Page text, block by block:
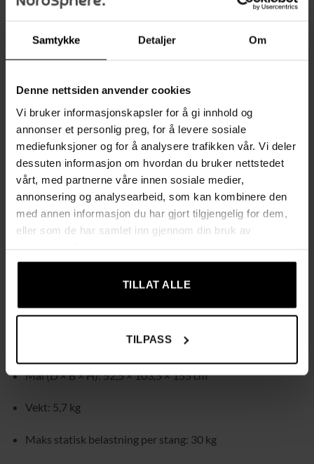
Samtykke Detaljer Om
Denne nettsiden anvender cookies
Vi bruker informasjonskapsler for å gi innhold og
annonser et personlig preg, for å levere sosiale
mediefunksjoner og for å analysere trafikken vår. Vi deler
dessuten informasjon om hvordan du bruker nettstedet
vårt, med partnerne våre innen sosiale medier,
annonsering og analysearbeid, som kan kombinere den
med annen informasjon du har gjort tilgjengelig for dem,
eller som de har samlet inn gjennom din bruk av
TILLAT ALLE
TILPASS
mellom stengene som gir god luftsirkulasjon, mindre floke
Lett å flytte og låse med 4 universalhjul, hvorav 2 med
trygt
Stabil og slitesterk konstruksjon i Ø 25,4 mm stålrør,
forsterket med skruer – tåler opptil 100 kg totalt
Belastning: opptil 30 kg per stang, 5 kg per krok og 20 kg
på hyllen
Enkel montering med lettforståelige instruksjoner og
Farge: hvit
Mål (D × B × H): 52,5 × 103,5 × 155 cm
Vekt: 5,7 kg
Maks statisk belastning per stang: 30 kg